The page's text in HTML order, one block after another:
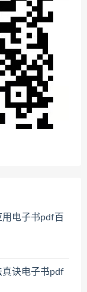
电子书pdf百
真诀电子书pdf